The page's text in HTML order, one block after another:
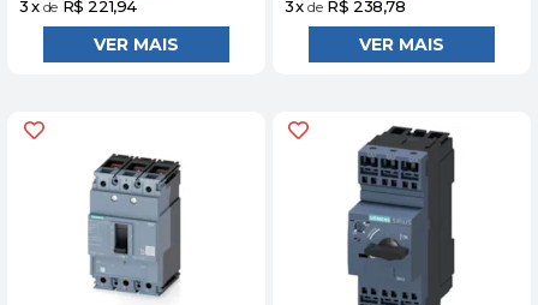
3x de R$ 221,94 3x de R$ 238,78